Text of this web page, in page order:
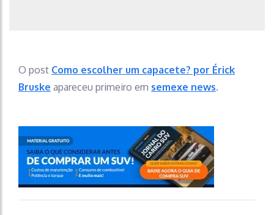
O post Como escolher um capacete? por Érick
Bruske apareceu primeiro em semexe news.